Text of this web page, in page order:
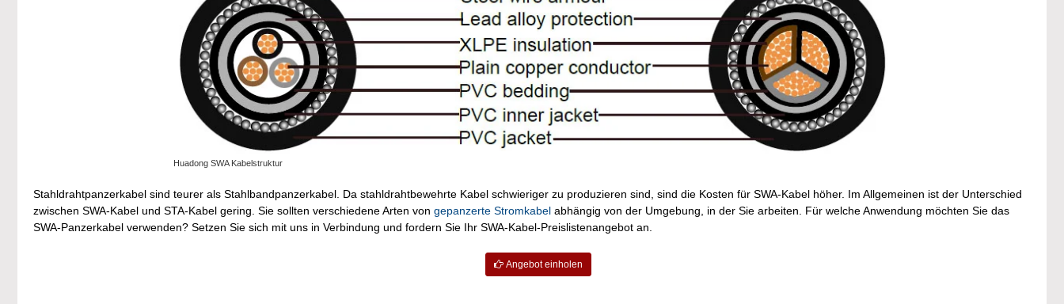
Huadong SWA Kabelstruktur
Stahldrahtpanzerkabel sind teurer als Stahlbandpanzerkabel. Da stahldrahtbewehrte Kabel schwieriger zu produzieren sind, sind die Kosten für SWA-Kabel höher. Im Allgemeinen ist der Unterschied
zwischen SWA-Kabel und STA-Kabel gering. Sie sollten verschiedene Arten von gepanzerte Stromkabel abhängig von der Umgebung, in der Sie arbeiten. Für welche Anwendung möchten Sie das
SWA-Panzerkabel verwenden? Setzen Sie sich mit uns in Verbindung und fordern Sie Ihr SWA-Kabel-Preislistenangebot an.
Angebot einholen